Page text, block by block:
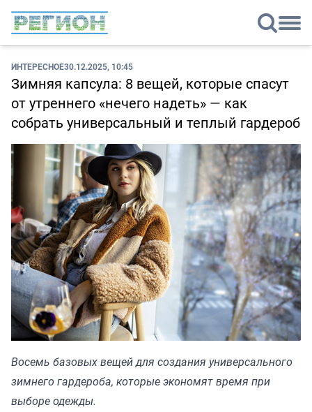
ИНТЕРЕСНОЕ30.12.2025, 10:45
Зимняя капсула: 8 вещей, которые спасут
от утреннего «нечего надеть» — как
собрать универсальный и теплый гардероб
Восемь базовых вещей для создания универсального
зимнего гардероба, которые экономят время при
выборе одежды.